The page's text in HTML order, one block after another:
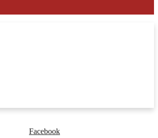
Facebook